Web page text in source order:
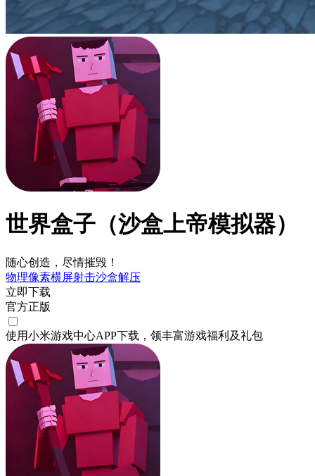
世界盒子（沙盒上帝模拟器）
随心创造，尽情摧毁！
物理像素横屏射击沙盒解压
立即下载
官方正版
使用小米游戏中心APP下载 ，领丰富游戏福利 及礼包